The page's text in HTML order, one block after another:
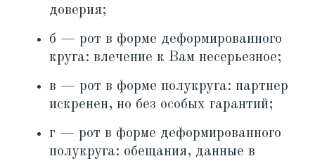
доверия;
б — рот в форме деформированного
круга: влечение к Вам несерьезное;
в — рот в форме полукруга: партнер
искренен, но без особых гарантий;
г — рот в форме деформированного
полукруга: обещания, данные в